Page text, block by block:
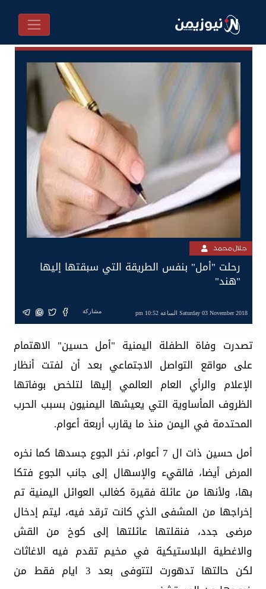
جلال محمد
رحلت "أمل" بنفس الطريقة التي سبقتها إليها
"هند"
Saturday 03 November 2018 الساعة 10:52 pm مشاركة
تصدرت وفاة الطفلة اليمنية "أمل حسين" الاهتمام
على مواقع التواصل الاجتماعي بعد أن لفتت أنظار
الإعلام والرأي العام العالمي إليها لتلخص بوفاتها
الظروف المأساوية التي يعيشها اليمنيون بسبب الحرب
المحتدمة في اليمن منذ ما يقارب أربعة أعوام.
أمل حسين ذات ال 7 أعوام، نخر الجوع جسدها كما نخره
المرض أيضا، فالقيء والإسهال إلى جانب الجوع فتكا
بها، ولأنها من عائلة فقيرة كغالب العوائل اليمنية تم
إخراجها من المشفى الذي كانت ترقد فيه، ليتم إدخال
مرضى جدد، فنقلتها عائلتها إلى كوخ من القش
والاغطية البلاستيكية في مخيم تقدم فيه الاغاثات
لكن حالتها تدهورت لتتوفى بعد 3 ايام فقط من